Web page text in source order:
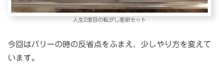
人生2度目の転がし産卵セット
今回はパリーの時の反省点をふまえ、少しやり方を変えて
います。